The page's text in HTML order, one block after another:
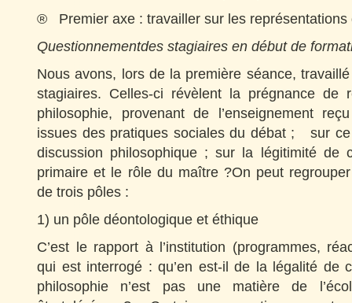
® Premier axe : travailler sur les représentations
Questionnementdes stagiaires en début de
Nous avons, lors de la première séance,
stagiaires. Celles-ci révèlent la prégnance de
philosophie, provenant de l’enseignement
issues des pratiques sociales du débat ; sur
discussion philosophique ; sur la légitimité de
primaire et le rôle du maître ?On peut
de trois pôles :
1) un pôle déontologique et éthique
C’est le rapport à l’institution (programmes,
qui est interrogé : qu’en est-il de la légalité de
philosophie n’est pas une matière de